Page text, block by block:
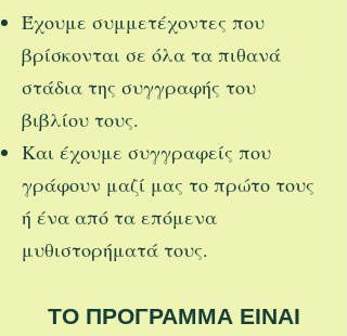
Έχουμε συμμετέχοντες που
βρίσκονται σε όλα τα πιθανά
στάδια της συγγραφής του
βιβλίου τους.
Και έχουμε συγγραφείς που
γράφουν μαζί μας το πρώτο τους
ή ένα από τα επόμενα
μυθιστορήματά τους.
ΤΟ ΠΡΟΓΡΑΜΜΑ ΕΙΝΑΙ